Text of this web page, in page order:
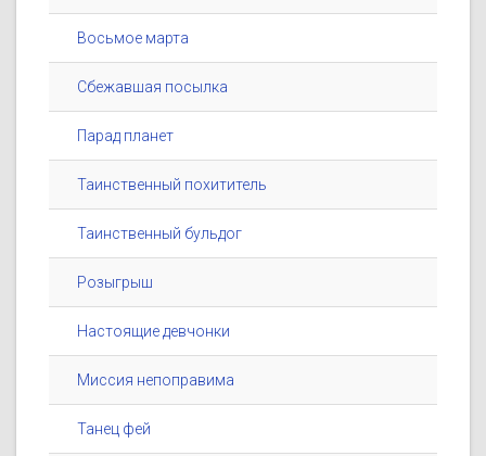
Восьмое марта
Сбежавшая посылка
Парад планет
Таинственный похититель
Таинственный бульдог
Розыгрыш
Настоящие девчонки
Миссия непоправима
Танец фей